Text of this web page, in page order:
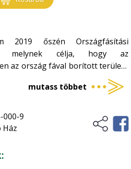
2019 őszén Országfásítási
melynek célja, hogy az
az ország fával borított területe
ra növekedjen. A program
tíz évben évente átlagosan
telepítését kívánja meg. Ilyen
biztonságosan és gazdaságosan
háttér mellett lehet
földterületeken végrehajtott
célú fás szárú ültetvények
mutass többet
000-9
Ház